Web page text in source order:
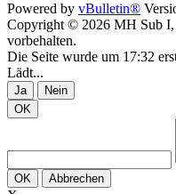
Powered by vBulletin®
Copyright © 2026 MH Sub
vorbehalten.
Die Seite wurde um 17:32
Lädt...
Ja
Nein
OK
OK Abbrechen